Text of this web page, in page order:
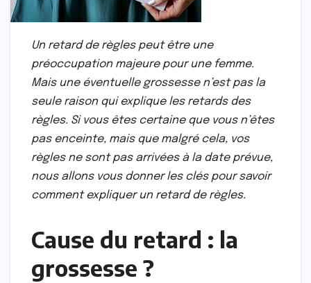
Un retard de règles peut être une
préoccupation majeure pour une femme.
Mais une éventuelle grossesse n’est pas la
seule raison qui explique les retards des
règles. Si vous êtes certaine que vous n’êtes
pas enceinte, mais que malgré cela, vos
règles ne sont pas arrivées à la date prévue,
nous allons vous donner les clés pour savoir
comment expliquer un retard de règles.
Cause du retard : la
grossesse ?